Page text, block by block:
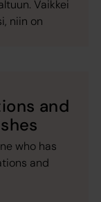
Vaikkei
niin on
and
who has
and